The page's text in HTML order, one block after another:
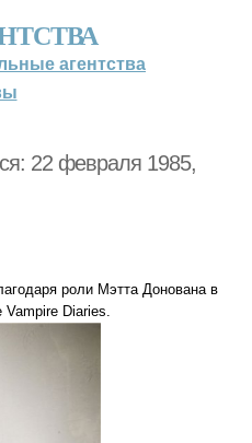
агентства
22 февраля 1985,
роли Мэтта Донована в
Diaries.